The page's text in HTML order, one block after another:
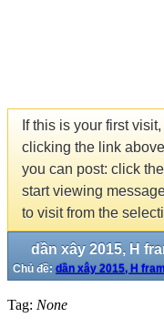
If this is your first
clicking the link
you can post: click
start viewing
to visit from the
dần xây 2015, H
Chủ đề: dần xây 2015, H
Tag: None